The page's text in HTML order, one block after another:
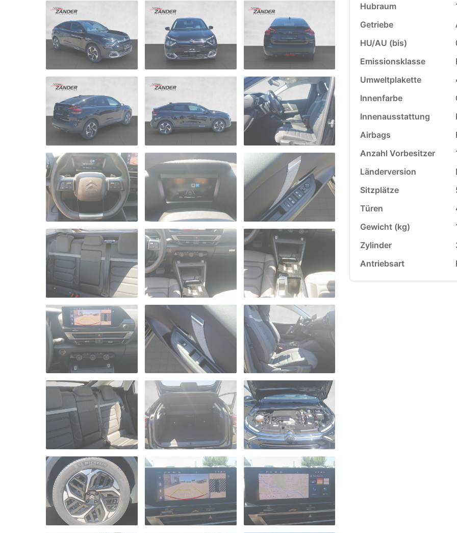
Hubraum
Getriebe
HU/AU (bis)
Emissionsklasse
Umweltplakette
Innenfarbe
Innenausstattung
Airbags
Anzahl Vorbesitzer
Länderversion
Sitzplätze
Türen
Gewicht (kg)
Zylinder
Antriebsart